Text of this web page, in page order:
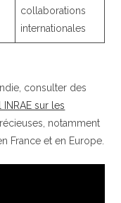
collaborations
internationales
consulter des
INRAE sur les
notamment
France et en Europe.